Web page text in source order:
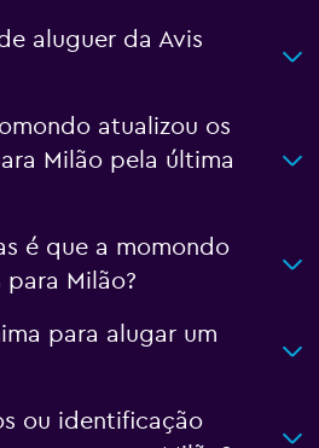
aluguer da Avis
atualizou os
Milão pela última
é que a momondo
Milão?
para alugar um
ou identificação